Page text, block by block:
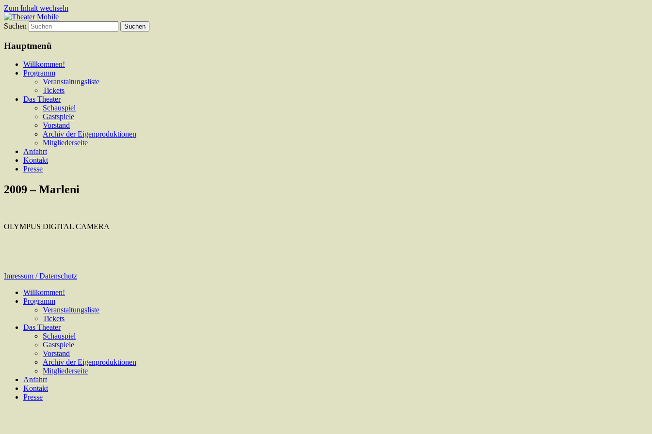
Zum Inhalt wechseln
Theater Mobile
Das schoenste Theater an der Bergstrasse
Suchen
Hauptmenü
Willkommen!
Programm
Veranstaltungsliste
Tickets
Das Theater
Schauspiel
Gastspiele
Vorstand
Archiv der Eigenproduktionen
Mitgliederseite
Anfahrt
Kontakt
Presse
2009 – Marleni
OLYMPUS DIGITAL CAMERA
Imressum / Datenschutz
Willkommen!
Programm
Veranstaltungsliste
Tickets
Das Theater
Schauspiel
Gastspiele
Vorstand
Archiv der Eigenproduktionen
Mitgliederseite
Anfahrt
Kontakt
Presse